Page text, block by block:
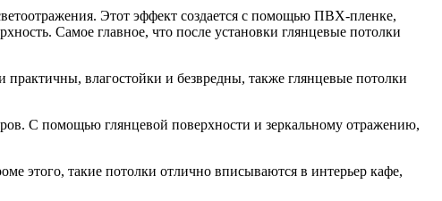
Этот эффект создается с помощью ПВХ-пленке,
Самое главное, что после установки глянцевые потолки
влагостойки и безвредны, также глянцевые потолки
С помощью глянцевой поверхности и зеркальному отражению,
этого, такие потолки отлично вписываются в интерьер кафе,